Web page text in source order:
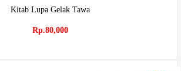
Kitab Lupa Gelak Tawa
Rp.80,000